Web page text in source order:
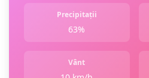
Precipitații
63%
Vânt